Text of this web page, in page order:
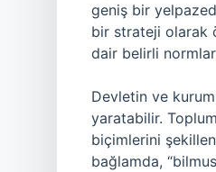
geniş bir
bir strateji olarak
dair belirli
Devletin ve
yaratabilir.
biçimlerini
bağlamda,